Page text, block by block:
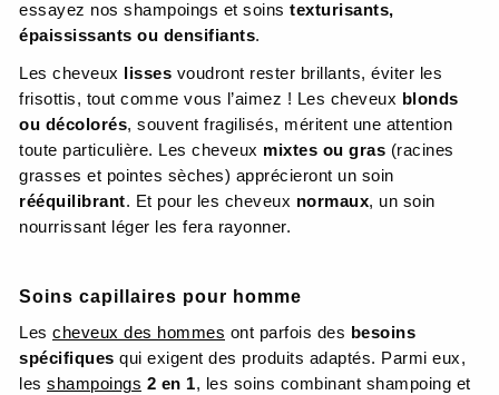
essayez nos shampoings et soins texturisants,
épaississants ou densifiants.
Les cheveux lisses voudront rester brillants, éviter les
frisottis, tout comme vous l’aimez ! Les cheveux blonds
ou décolorés, souvent fragilisés, méritent une attention
toute particulière. Les cheveux mixtes ou gras (racines
grasses et pointes sèches) apprécieront un soin
rééquilibrant. Et pour les cheveux normaux, un soin
nourrissant léger les fera rayonner.
Soins capillaires pour homme
Les cheveux des hommes ont parfois des besoins
spécifiques qui exigent des produits adaptés. Parmi eux,
les shampoings 2 en 1, les soins combinant shampoing et